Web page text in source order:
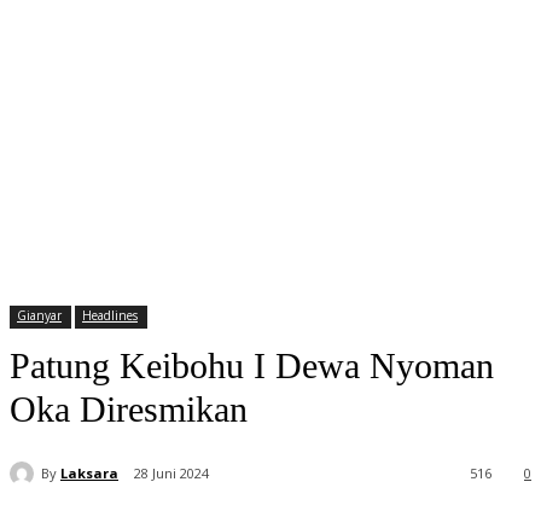
Gianyar Headlines
Patung Keibohu I Dewa Nyoman
Oka Diresmikan
By Laksara 28 Juni 2024 0
516